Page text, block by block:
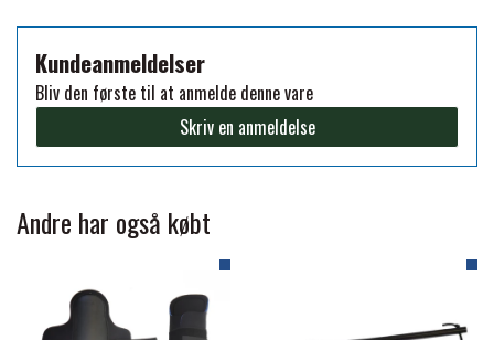
PREMIER EQUINE PADS
PREMIER EQUINE BENBESKYTTELSE
PREMIER EQUINE TRANSPORT
BESKYTTELSE
PREMIER EQUINE KØLETERAPI
JACKS
KÄLLQUIST EQUESTIAN
LEMIEUX
Kundeanmeldelser
Bliv den første til at anmelde denne vare
Skriv en anmeldelse
Andre har også købt